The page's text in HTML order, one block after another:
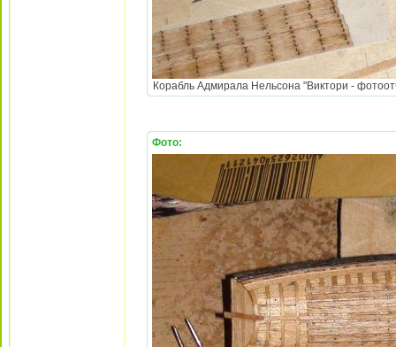
Корабль Адмирала Нельсона "Виктори -
Фото: